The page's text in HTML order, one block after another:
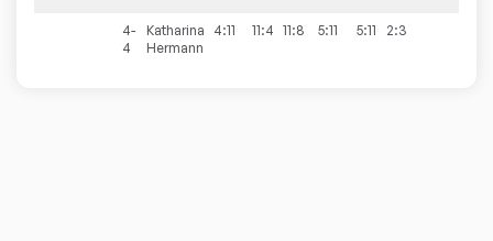
4-
4
Katharina
Hermann
4:11 11:4 11:8 5:11 5:11 2:3